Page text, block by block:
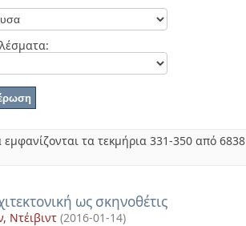
τα τεκμήρια 331-350 από 6838
ως σκηνοθέτις
Ντέιβιντ (2016-01-14)